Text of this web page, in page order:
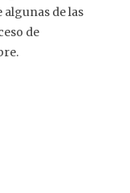
algunas de las
de